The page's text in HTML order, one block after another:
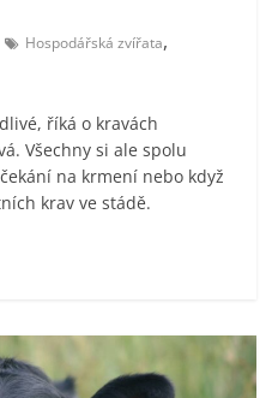
Hospodářská zvířata,
říká o kravách
Všechny si ale spolu
na krmení nebo když
krav ve stádě.